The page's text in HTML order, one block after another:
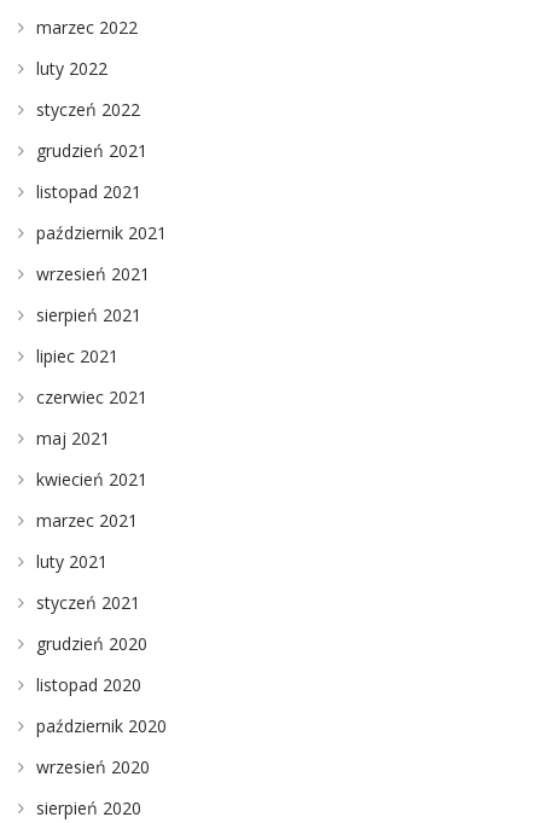
marzec 2022
luty 2022
styczeń 2022
grudzień 2021
listopad 2021
październik 2021
wrzesień 2021
sierpień 2021
lipiec 2021
czerwiec 2021
maj 2021
kwiecień 2021
marzec 2021
luty 2021
styczeń 2021
grudzień 2020
listopad 2020
październik 2020
wrzesień 2020
sierpień 2020